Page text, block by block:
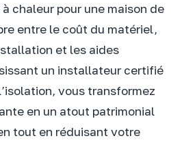
à chaleur pour une maison de
entre le coût du matériel,
et les aides
un installateur certifié
vous transformez
en un atout patrimonial
tout en réduisant votre